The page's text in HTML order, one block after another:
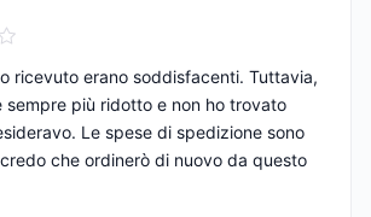
5
ricevuto erano soddisfacenti. Tuttavia,
sempre più ridotto e non ho trovato
Le spese di spedizione sono
che ordinerò di nuovo da questo